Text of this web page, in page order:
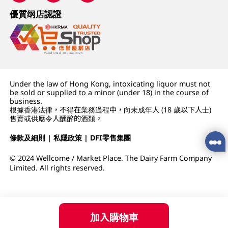
加入購物車
優質纲店認證
Under the law of Hong Kong, intoxicating liquor must not
be sold or supplied to a minor (under 18) in the course of
business.
根據香港法律，不得在業務過程中，向未成年人 (18 歲以下人士)
售賣或供應令人醺醉的酒類。
條款及細則 |私隱政策 | DFI零售集團
© 2024 Wellcome / Market Place. The Dairy Farm Company
Limited. All rights reserved.